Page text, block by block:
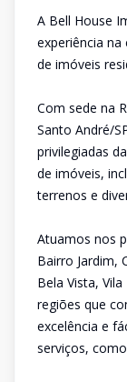
A Bell House
experiência
de imóveis
Com sede na
Santo André/
privilegiadas
de imóveis,
terrenos e
Atuamos nos
Bairro Jardim,
Bela Vista,
regiões que
excelência e
serviços,